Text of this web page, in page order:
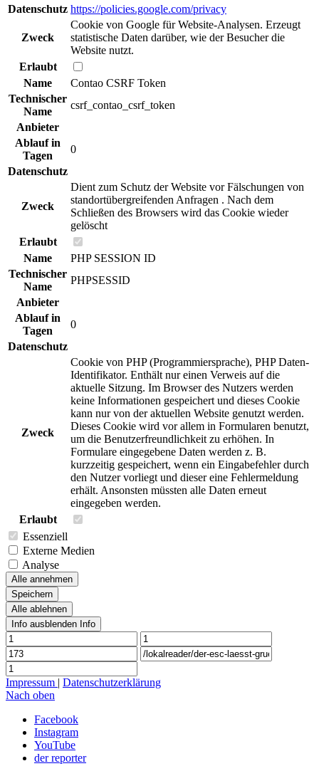
Datenschutz https://policies.google.com/privacy
Zweck
Cookie von Google für Website-Analysen. Erzeugt
statistische Daten darüber, wie der Besucher die
Website nutzt.
Erlaubt
Name
Contao CSRF Token
Technischer
Name
csrf_contao_csrf_token
Anbieter
Ablauf in
Tagen
0
Datenschutz
Zweck
Dient zum Schutz der Website vor Fälschungen von
standortübergreifenden Anfragen . Nach dem
Schließen des Browsers wird das Cookie wieder
gelöscht
Erlaubt
Name
PHP SESSION ID
Technischer
Name
PHPSESSID
Anbieter
Ablauf in
Tagen
0
Datenschutz
Zweck
Cookie von PHP (Programmiersprache), PHP Daten-
Identifikator. Enthält nur einen Verweis auf die
aktuelle Sitzung. Im Browser des Nutzers werden
keine Informationen gespeichert und dieses Cookie
kann nur von der aktuellen Website genutzt werden.
Dieses Cookie wird vor allem in Formularen benutzt,
um die Benutzerfreundlichkeit zu erhöhen. In
Formulare eingegebene Daten werden z. B.
kurzzeitig gespeichert, wenn ein Eingabefehler durch
den Nutzer vorliegt und dieser eine Fehlermeldung
erhält. Ansonsten müssten alle Daten erneut
eingegeben werden.
Erlaubt
Essenziell
Externe Medien
Analyse
Alle annehmen
Speichern
Alle ablehnen
Info ausblenden Info
Impressum | Datenschutzerklärung
Nach oben
Facebook
Instagram
YouTube
der reporter